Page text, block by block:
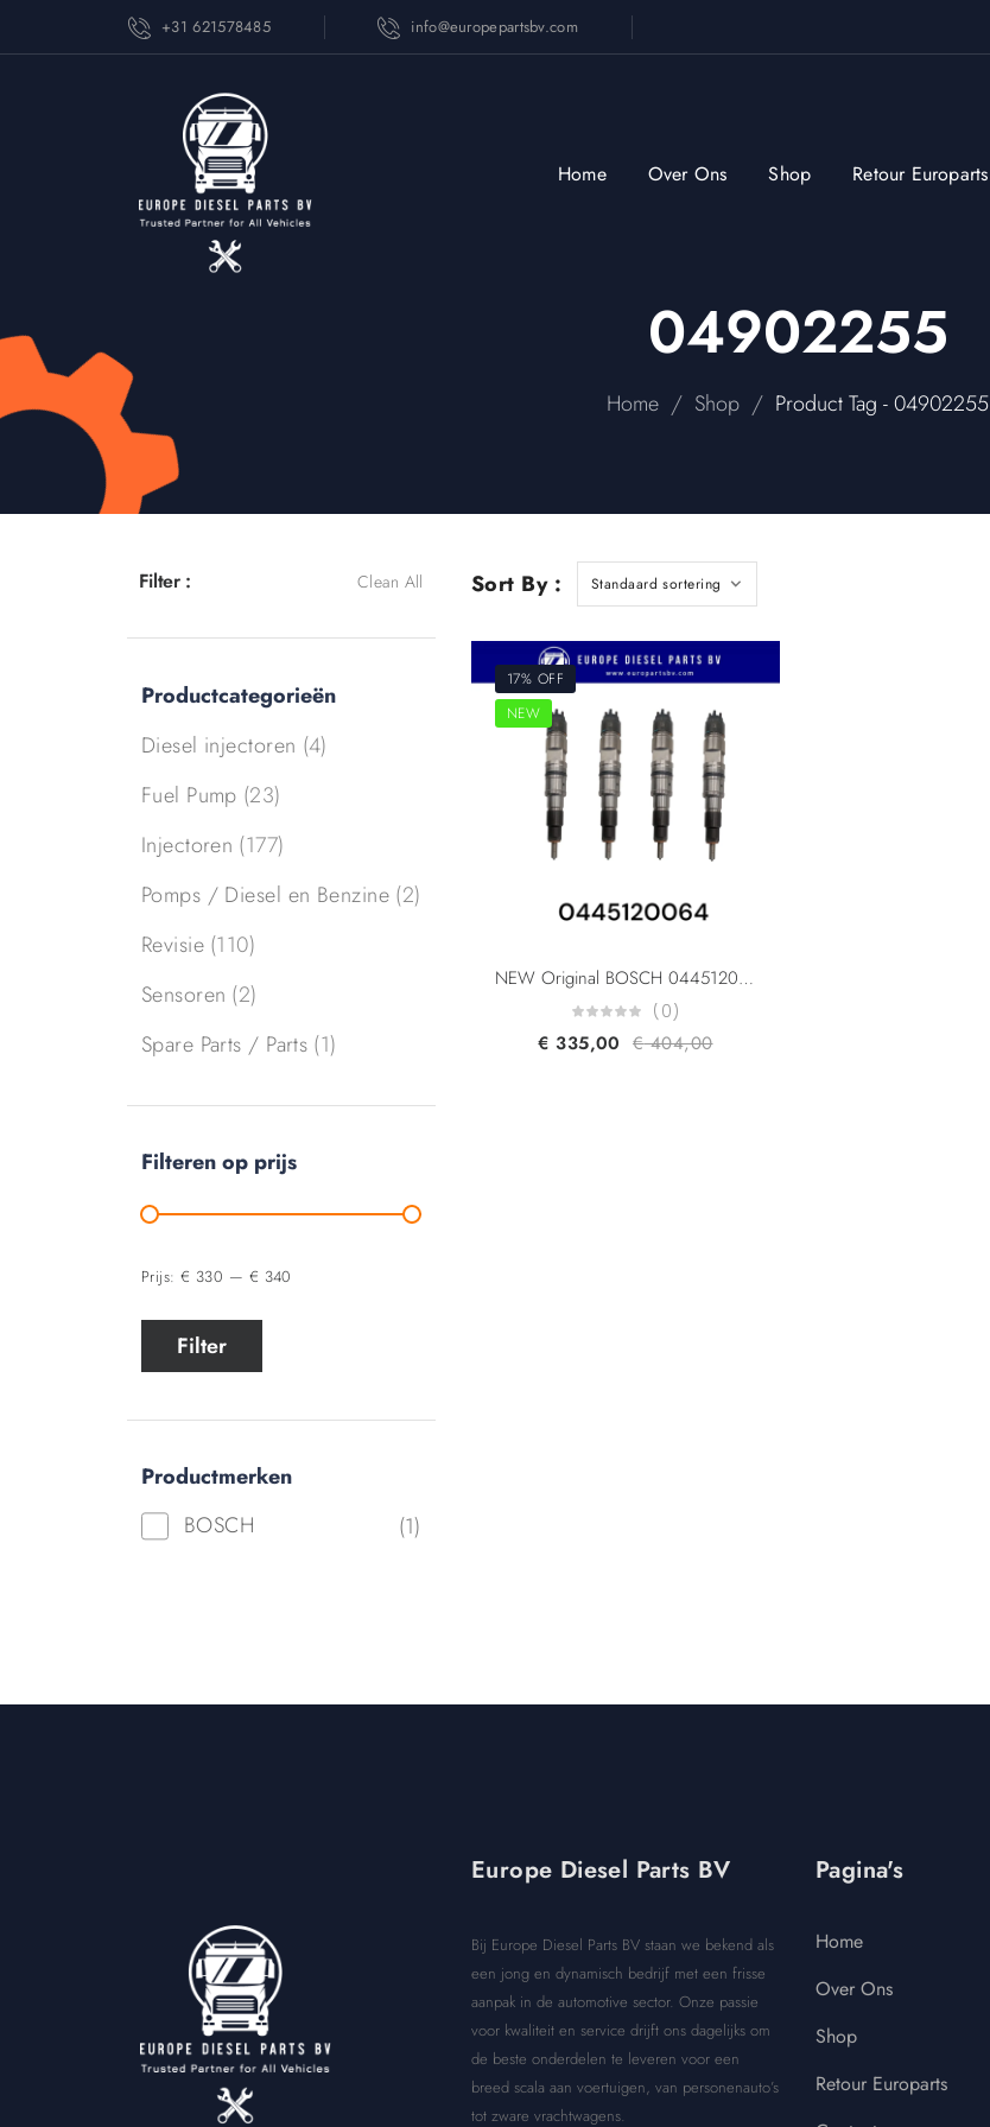
+31 621578485 info@europepartsbv.com
Home Over Ons Shop Retour Europarts
04902255
Home / Shop / Product Tag - 04902255
Filter : Clean All
Productcategorieën
Diesel injectoren (4)
Fuel Pump (23)
Injectoren (177)
Pomps / Diesel en Benzine (2)
Revisie (110)
Sensoren (2)
Spare Parts / Parts (1)
Filteren op prijs
Filter
Prijs: € 330 — € 340
Productmerken
BOSCH
(1)
Sort By :
17% OFF
NEW
NEW Original BOSCH 0445120064 04902255 04902825 7420806011 7421006085 7421006086 21006085 For Renault 160/180/190/220/270/280 Midlum 280/300/310/320/340 Premium Volvo FE/FL
(0)
€ 335,00 €404,00
Europe Diesel Parts BV
Bij Europe Diesel Parts BV staan we bekend als
een jong en dynamisch bedrijf met een frisse
aanpak in de automotive sector. Onze passie
voor kwaliteit en service drijft ons dagelijks om
de beste onderdelen te leveren voor een
breed scala aan voertuigen, van personenauto’s
tot zware vrachtwagens.
Pagina's
Home
Over Ons
Shop
Retour Europarts